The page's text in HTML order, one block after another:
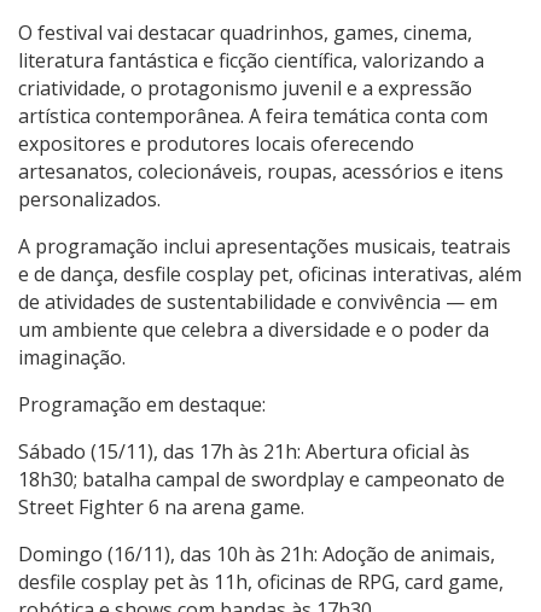
O festival vai destacar quadrinhos, games, cinema,
literatura fantástica e ficção científica, valorizando a
criatividade, o protagonismo juvenil e a expressão
artística contemporânea. A feira temática conta com
expositores e produtores locais oferecendo
artesanatos, colecionáveis, roupas, acessórios e itens
personalizados.
A programação inclui apresentações musicais, teatrais
e de dança, desfile cosplay pet, oficinas interativas, além
de atividades de sustentabilidade e convivência — em
um ambiente que celebra a diversidade e o poder da
imaginação.
Programação em destaque:
Sábado (15/11), das 17h às 21h: Abertura oficial às
18h30; batalha campal de swordplay e campeonato de
Street Fighter 6 na arena game.
Domingo (16/11), das 10h às 21h: Adoção de animais,
desfile cosplay pet às 11h, oficinas de RPG, card game,